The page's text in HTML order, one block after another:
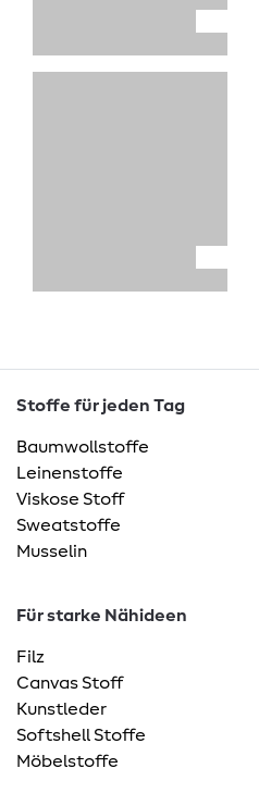
Stoffe für jeden Tag
Baumwollstoffe
Leinenstoffe
Viskose Stoff
Sweatstoffe
Musselin
Für starke Nähideen
Filz
Canvas Stoff
Kunstleder
Softshell Stoffe
Möbelstoffe